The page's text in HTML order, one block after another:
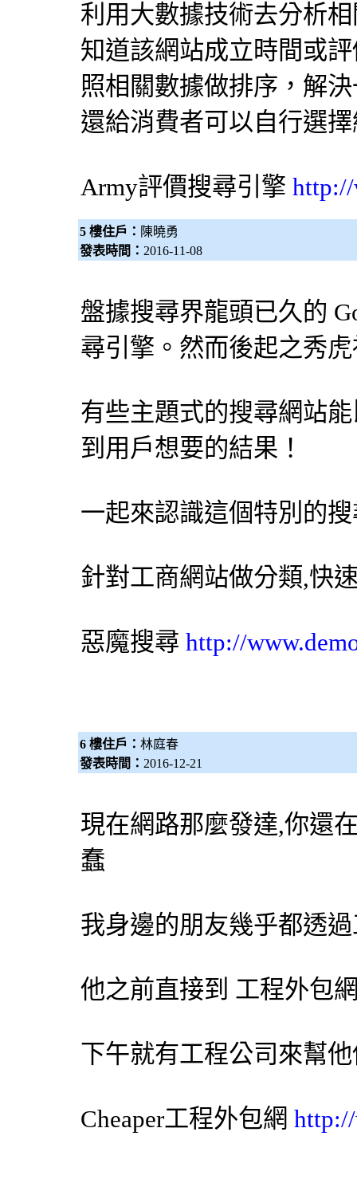
利用大數據技術去分析
知道該網站成立時間或
照相關數據做排序，解
還給消費者可以自行選
Army評價搜尋引擎
5 樓住戶： 陳曉勇
發表時間： 2016-11-08
盤據搜尋界龍頭已久的
尋引擎 。然而後起之秀
有些主題式的搜尋網站
到用戶想要的結果！
一起來認識這個特別的
針對工商網站做分類,快
惡魔搜尋 http://
6 樓住戶： 林庭春
發表時間： 2016-12-21
現在網路那麼發達,你還
蠢
我身邊的朋友幾乎都透
他之前直接到 工程外包
下午就有工程公司來幫
Cheaper工程外包網